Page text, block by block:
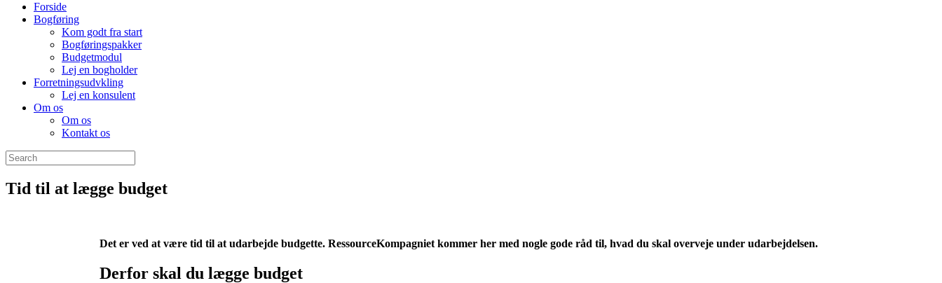
Forside
Bogføring
Kom godt fra start
Bogføringspakker
Budgetmodul
Lej en bogholder
Forretningsudvkling
Lej en konsulent
Om os
Om os
Kontakt os
Tid til at lægge budget
Det er ved at være tid til at udarbejde budgette. RessourceKompagniet kommer her med nogle gode råd til, hvad du skal overveje under udarbejdelsen.
Derfor skal du lægge budget